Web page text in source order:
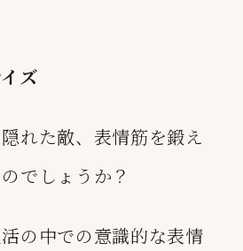
ズ
れた敵、表情筋を鍛え
でしょうか？
の中での意識的な表情